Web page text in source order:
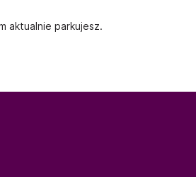
aktualnie parkujesz.